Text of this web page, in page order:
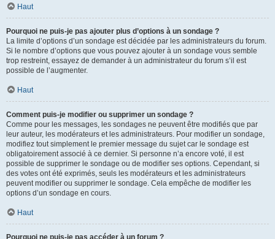
Haut
Pourquoi ne puis-je pas ajouter plus d’options à un sondage ?
La limite d’options d’un sondage est décidée par les administrateurs du forum.
Si le nombre d’options que vous pouvez ajouter à un sondage vous semble
trop restreint, essayez de demander à un administrateur du forum s’il est
possible de l’augmenter.
Haut
Comment puis-je modifier ou supprimer un sondage ?
Comme pour les messages, les sondages ne peuvent être modifiés que par
leur auteur, les modérateurs et les administrateurs. Pour modifier un sondage,
modifiez tout simplement le premier message du sujet car le sondage est
obligatoirement associé à ce dernier. Si personne n’a encore voté, il est
possible de supprimer le sondage ou de modifier ses options. Cependant, si
des votes ont été exprimés, seuls les modérateurs et les administrateurs
peuvent modifier ou supprimer le sondage. Cela empêche de modifier les
options d’un sondage en cours.
Haut
Pourquoi ne puis-je pas accéder à un forum ?